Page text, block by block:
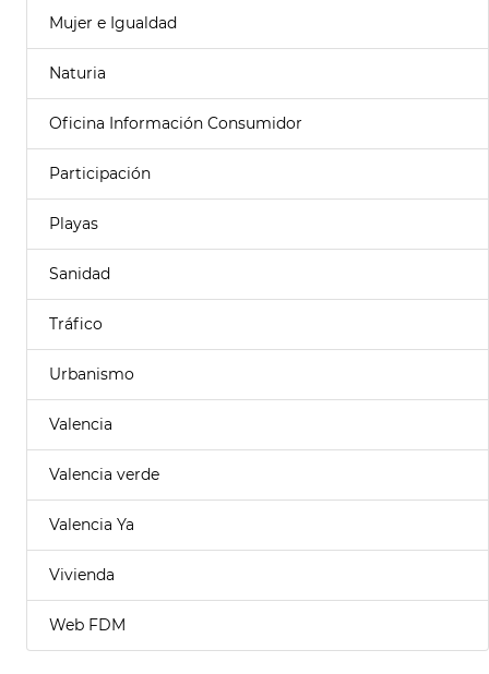
Mujer e Igualdad
Naturia
Oficina Información Consumidor
Participación
Playas
Sanidad
Tráfico
Urbanismo
Valencia
Valencia verde
Valencia Ya
Vivienda
Web FDM